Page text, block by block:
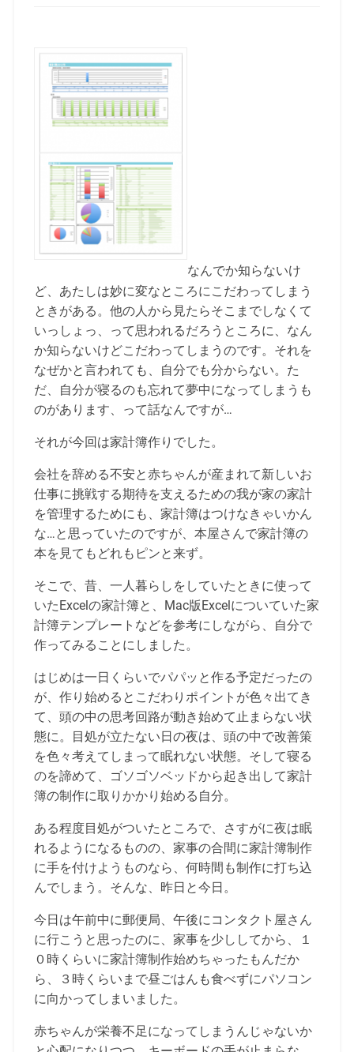
なんでか知らないけ
ど、あたしは妙に変なところにこだわってしまう
ときがある。他の人から見たらそこまでしなくて
いっしょっ、って思われるだろうところに、なん
か知らないけどこだわってしまうのです。それを
なぜかと言われても、自分でも分からない。た
だ、自分が寝るのも忘れて夢中になってしまうも
のがあります、って話なんですが…
それが今回は家計簿作りでした。
会社を辞める不安と赤ちゃんが産まれて新しいお
仕事に挑戦する期待を支えるための我が家の家計
を管理するためにも、家計簿はつけなきゃいかん
な…と思っていたのですが、本屋さんで家計簿の
本を見てもどれもピンと来ず。
そこで、昔、一人暮らしをしていたときに使って
いたExcelの家計簿と、Mac版Excelについていた家
計簿テンプレートなどを参考にしながら、自分で
作ってみることにしました。
はじめは一日くらいでパパッと作る予定だったの
が、作り始めるとこだわりポイントが色々出てき
て、頭の中の思考回路が動き始めて止まらない状
態に。目処が立たない日の夜は、頭の中で改善策
を色々考えてしまって眠れない状態。そして寝る
のを諦めて、ゴソゴソベッドから起き出して家計
簿の制作に取りかかり始める自分。
ある程度目処がついたところで、さすがに夜は眠
れるようになるものの、家事の合間に家計簿制作
に手を付けようものなら、何時間も制作に打ち込
んでしまう。そんな、昨日と今日。
今日は午前中に郵便局、午後にコンタクト屋さん
に行こうと思ったのに、家事を少ししてから、１
０時くらいに家計簿制作始めちゃったもんだか
ら、３時くらいまで昼ごはんも食べずにパソコン
に向かってしまいました。
赤ちゃんが栄養不足になってしまうんじゃないか